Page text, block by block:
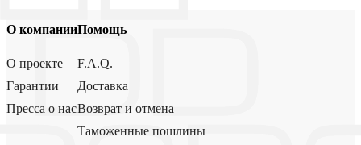
О компании
О проекте
Гарантии
Пресса о нас
Помощь
F.A.Q.
Доставка
Возврат и отмена
Таможенные пошлины